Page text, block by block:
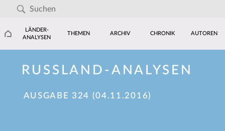
LÄNDER-
ANALYSEN
THEMEN ARCHIV CHRONIK AUTOREN
RUSSLAND-ANALYSEN
AUSGABE 324 (04.11.2016)